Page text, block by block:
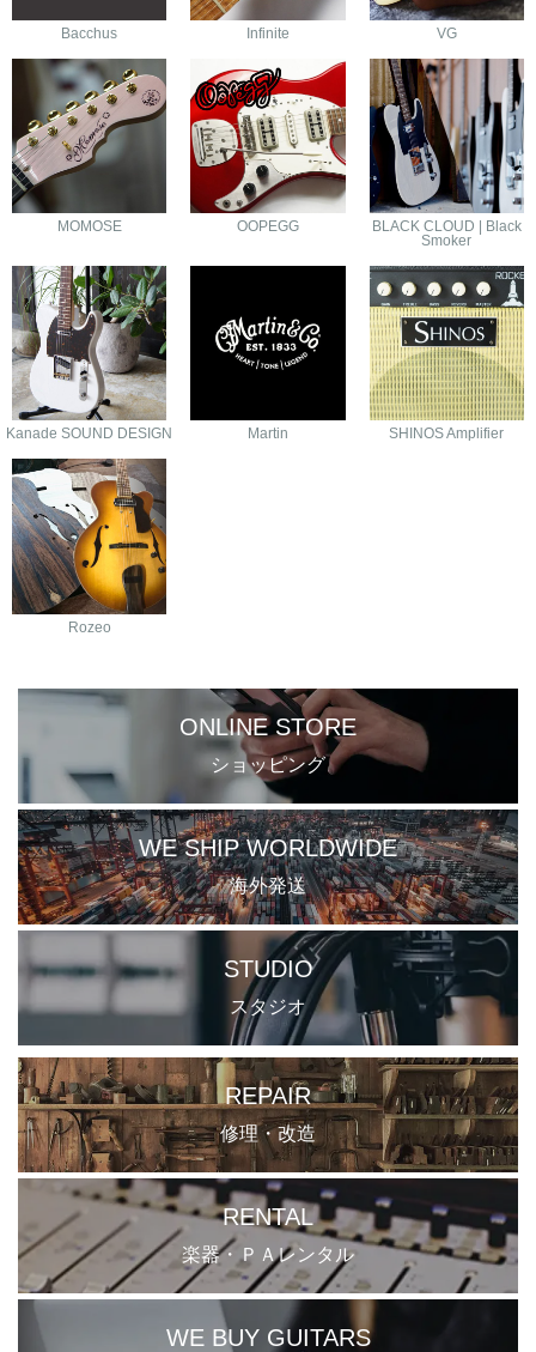
Bacchus Infinite VG
MOMOSE OOPEGG
BLACK CLOUD | Black
Smoker
Kanade SOUND DESIGN Martin SHINOS Amplifier
Rozeo
ONLINE STORE
ショッピング
WE SHIP WORLDWIDE
海外発送
STUDIO
スタジオ
REPAIR
修理・改造
RENTAL
楽器・ＰＡレンタル
WE BUY GUITARS